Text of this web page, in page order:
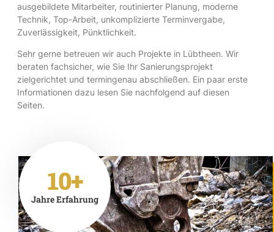
ausgebildete Mitarbeiter, routinierter Planung, moderne
Technik, Top-Arbeit, unkomplizierte Terminvergabe,
Zuverlässigkeit, Pünktlichkeit.
Sehr gerne betreuen wir auch Projekte in Lübtheen. Wir
beraten fachsicher, wie Sie Ihr Sanierungsprojekt
zielgerichtet und termingenau abschließen. Ein paar erste
Informationen dazu lesen Sie nachfolgend auf diesen
Seiten.
10+
Jahre Erfahrung